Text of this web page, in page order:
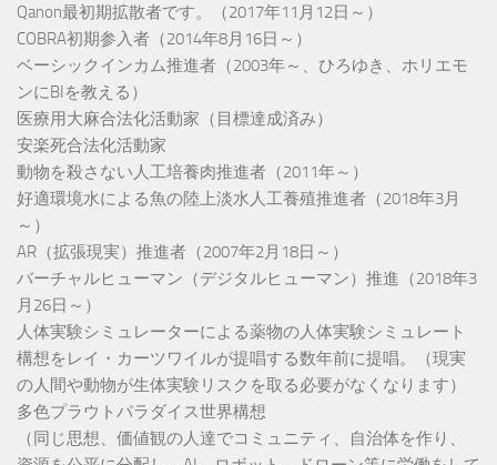
Qanon最初期拡散者です。（2017年11月12日～）
COBRA初期参入者（2014年8月16日～）
ベーシックインカム推進者（2003年～、ひろゆき、ホリエモ
ンにBIを教える）
医療用大麻合法化活動家（目標達成済み）
安楽死合法化活動家
動物を殺さない人工培養肉推進者（2011年～）
好適環境水による魚の陸上淡水人工養殖推進者（2018年3月
～）
AR（拡張現実）推進者（2007年2月18日～）
バーチャルヒューマン（デジタルヒューマン）推進（2018年3
月26日～）
人体実験シミュレーターによる薬物の人体実験シミュレート
構想をレイ・カーツワイルが提唱する数年前に提唱。（現実
の人間や動物が生体実験リスクを取る必要がなくなります）
多色プラウトパラダイス世界構想
（同じ思想、価値観の人達でコミュニティ、自治体を作り、